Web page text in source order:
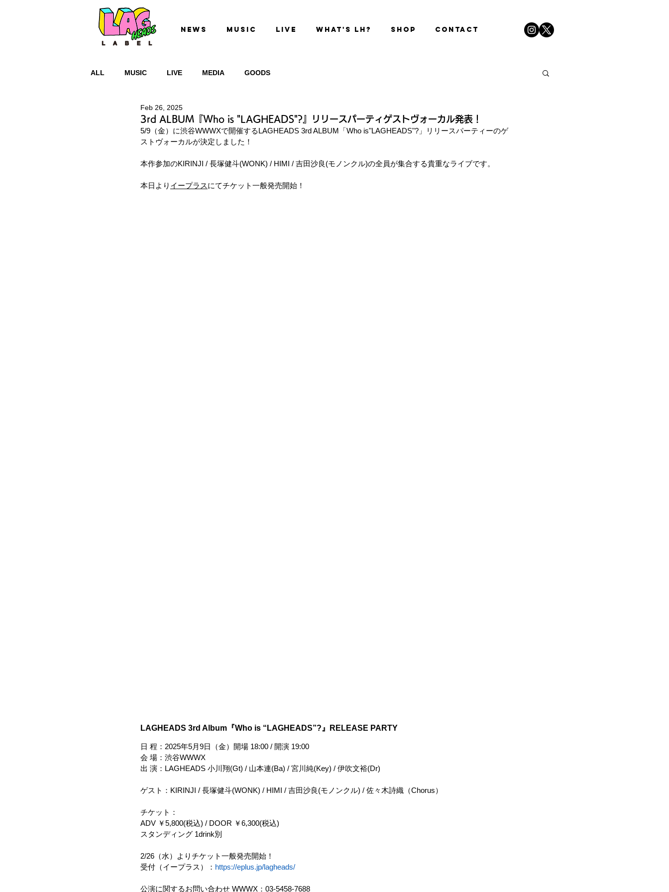
NEWS MUSIC LIVE WHAT'S LH? SHOP CONTACT
ALL MUSIC LIVE MEDIA GOODS
3rd ALBUM『Who is "LAGHEADS"?』リリースパーティゲストヴォーカル発表！
Feb 26, 2025
5/9（金）に渋谷WWWXで開催するLAGHEADS 3rd ALBUM「Who is"LAGHEADS"?」
リリースパーティーのゲ
ストヴォーカルが決定しました！
本作参加のKIRINJI / 長塚健斗(WONK) / HIMI / 吉田沙良(モノンクル)の全員が集合する貴重なライブです。
本日より イープラスにてチケット一般発売開始！
LAGHEADS 3rd Album『Who is “LAGHEADS”?』RELEASE PARTY
日 程：2025年5月9日（金）開場 18:00 / 開演 19:00
会 場：渋谷WWWX
出 演：LAGHEADS 小川翔(Gt) / 山本連(Ba) / 宮川純(Key) / 伊吹文裕(Dr)
ゲスト：KIRINJI / 長塚健斗(WONK) / HIMI / 吉田沙良(モノンクル) / 佐々木詩織（Chorus）
チケット：
ADV ￥5,800(税込) / DOOR ￥6,300(税込)
スタンディング 1drink別
2/26（水）よりチケット一般発売開始！
受付（イープラス）： https://eplus.jp/lagheads/
公演に関するお問い合わせ WWWX：03-5458-7688